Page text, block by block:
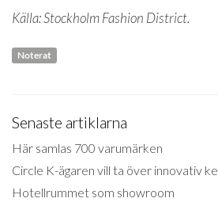
Källa: Stockholm Fashion District.
Noterat
Senaste artiklarna
Här samlas 700 varumärken
Circle K-ägaren vill ta över innovativ
Hotellrummet som showroom